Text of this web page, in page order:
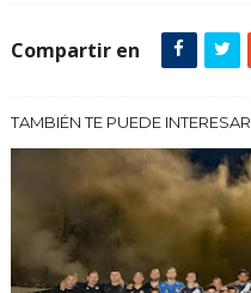
Compartir en
TAMBIÉN TE PUEDE INTERESAR